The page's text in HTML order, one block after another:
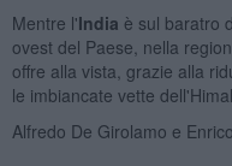
Mentre l'India è sul baratro
ovest del Paese, nella
offre alla vista, grazie alla
le imbiancate vette
Alfredo De Girolamo e